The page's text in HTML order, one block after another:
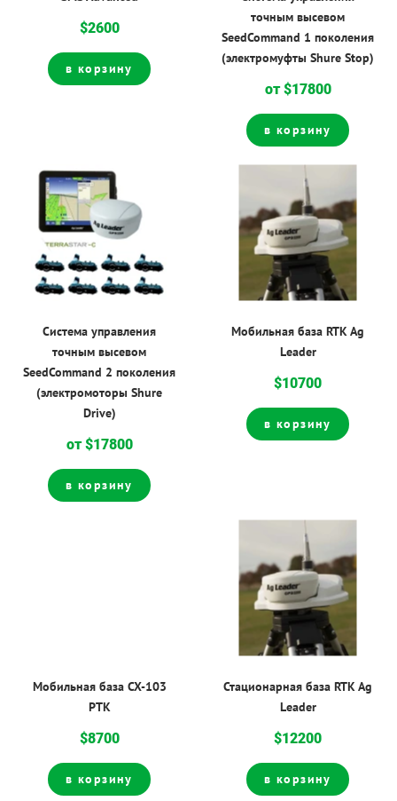
$2600
в корзину
точным высевом
SeedCommand 1 поколения
(электромуфты Shure Stop)
от $17800
в корзину
Система управления
точным высевом
SeedCommand 2 поколения
(электромоторы Shure
Drive)
от $17800
в корзину
Мобильная база RTK Ag
Leader
$10700
в корзину
Мобильная база CX-103
РТК
$8700
в корзину
Стационарная база RTK Ag
Leader
$12200
в корзину